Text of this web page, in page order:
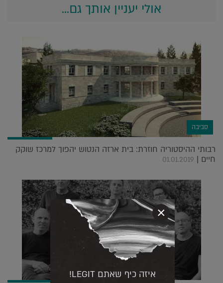
אולי יעניין אותך גם...
סביבה
רבותי ההיסטוריה חוזרת: בית ארזה הנטוש יהפוך למרכז שוקק
חיים | 01.01.2019
איזה כיף שאתם LEGIT!
×